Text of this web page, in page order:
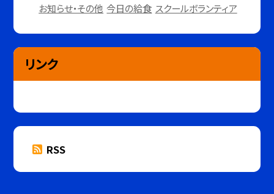
お知らせ・その他 今日の給食 スクールボランティア
リンク
RSS